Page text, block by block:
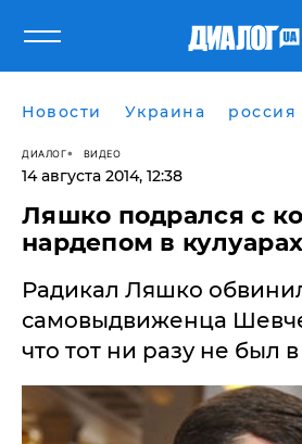
Новости Украина россия
ДИАЛОГ ВИДЕО
14 августа 2014, 12:38
Ляшко подрался с
нардепом в
Радикал Ляшко
самовыдвиженца
что тот ни разу не был